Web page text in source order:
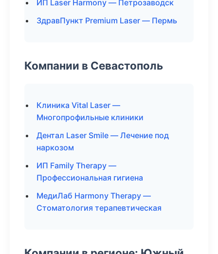
ИП Laser Harmony — Петрозаводск
ЗдравПункт Premium Laser — Пермь
Компании в Севастополь
Клиника Vital Laser —
Многопрофильные клиники
Дентал Laser Smile — Лечение под
наркозом
ИП Family Therapy —
Профессиональная гигиена
МедиЛаб Harmony Therapy —
Стоматология терапевтическая